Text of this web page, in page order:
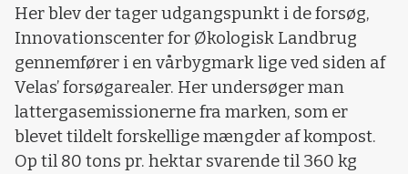
Her blev der tager udgangspunkt i de forsøg,
Innovationscenter for Økologisk Landbrug
gennemfører i en vårbygmark lige ved siden af
Velas’ forsøgarealer. Her undersøger man
lattergasemissionerne fra marken, som er
blevet tildelt forskellige mængder af kompost.
Op til 80 tons pr. hektar svarende til 360 kg